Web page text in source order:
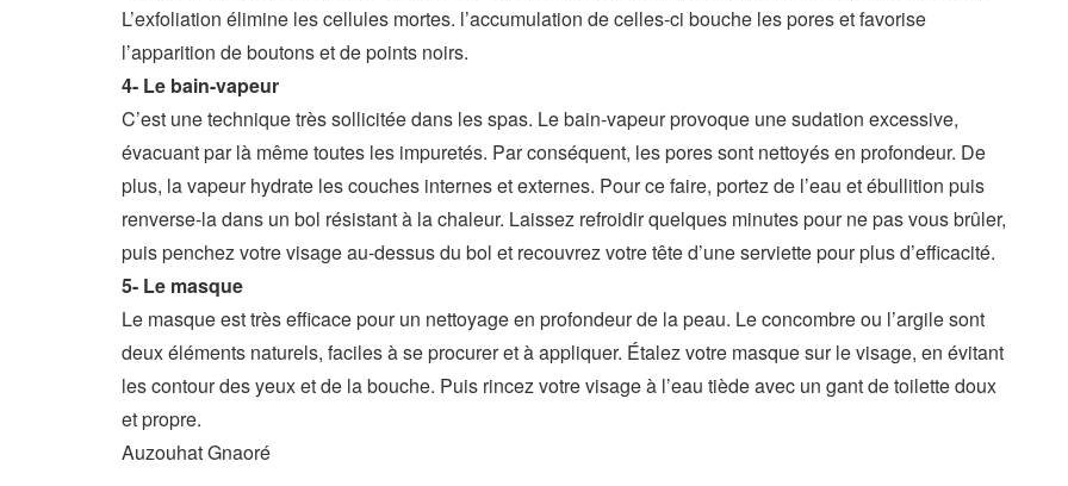
L’exfoliation élimine les cellules mortes. l’accumulation de celles-ci bouche les pores et favorise
l’apparition de boutons et de points noirs.
4- Le bain-vapeur
C’est une technique très sollicitée dans les spas. Le bain-vapeur provoque une sudation excessive,
évacuant par là même toutes les impuretés. Par conséquent, les pores sont nettoyés en profondeur. De
plus, la vapeur hydrate les couches internes et externes. Pour ce faire, portez de l’eau et ébullition puis
renverse-la dans un bol résistant à la chaleur. Laissez refroidir quelques minutes pour ne pas vous brûler,
puis penchez votre visage au-dessus du bol et recouvrez votre tête d’une serviette pour plus d’efficacité.
5- Le masque
Le masque est très efficace pour un nettoyage en profondeur de la peau. Le concombre ou l’argile sont
deux éléments naturels, faciles à se procurer et à appliquer. Étalez votre masque sur le visage, en évitant
les contour des yeux et de la bouche. Puis rincez votre visage à l’eau tiède avec un gant de toilette doux
et propre.
Auzouhat Gnaoré